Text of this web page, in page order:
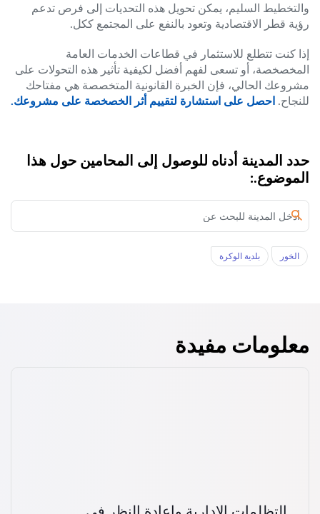
والتخطيط السليم، يمكن تحويل هذه التحديات إلى فرص تدعم
رؤية قطر الاقتصادية وتعود بالنفع على المجتمع ككل.
إذا كنت تتطلع للاستثمار في قطاعات الخدمات العامة
المخصخصة، أو تسعى لفهم أفضل لكيفية تأثير هذه التحولات على
مشروعك الحالي، فإن الخبرة القانونية المتخصصة هي مفتاحك
للنجاح. احصل على استشارة لتقييم أثر الخصخصة على مشروعك.
حدد المدينة أدناه للوصول إلى المحامين حول هذا
الموضوع.:
الخور‎ بلدية الوكرة
معلومات مفيدة